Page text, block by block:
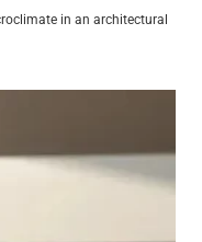
in an architectural